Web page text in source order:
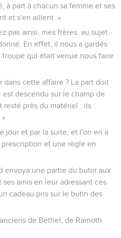
à part à chacun sa femme et ses
et s'en aillent. »
pas ainsi, mes frères, au sujet
En effet, il nous a gardés
troupe qui était venue nous faire
dans cette affaire ? La part doit
descendu sur le champ de
près du matériel : ils
jour et par la suite, et l'on en a
et une règle en
envoya une partie du butin aux
amis en leur adressant ces
cadeau pris sur le butin des
de Béthel, de Ramoth